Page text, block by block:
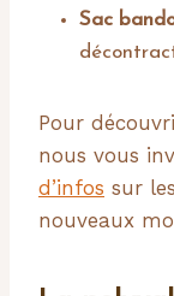
Sac
Pour
nous vous
d’infos sur
nouveaux